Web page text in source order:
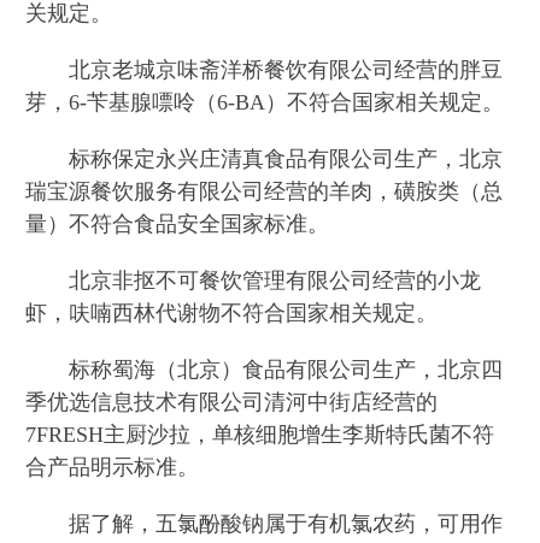
关规定。
北京老城京味斋洋桥餐饮有限公司经营的胖豆
芽，6-苄基腺嘌呤（6-BA）不符合国家相关规定。
标称保定永兴庄清真食品有限公司生产，北京
瑞宝源餐饮服务有限公司经营的羊肉，磺胺类（总
量）不符合食品安全国家标准。
北京非抠不可餐饮管理有限公司经营的小龙
虾，呋喃西林代谢物不符合国家相关规定。
标称蜀海（北京）食品有限公司生产，北京四
季优选信息技术有限公司清河中街店经营的
7FRESH主厨沙拉，单核细胞增生李斯特氏菌不符
合产品明示标准。
据了解，五氯酚酸钠属于有机氯农药，可用作